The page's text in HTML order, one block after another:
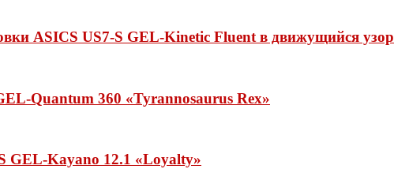
ASICS US7-S GEL-Kinetic Fluent в движущийся узор
Quantum 360 «Tyrannosaurus Rex»
GEL-Kayano 12.1 «Loyalty»